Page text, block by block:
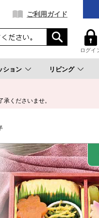
ご利用ガイド
ログイ
ション リビング
くださいませ。